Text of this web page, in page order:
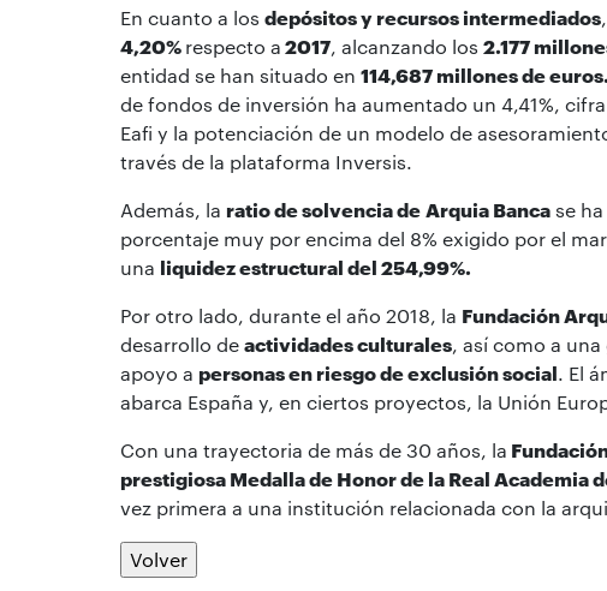
En cuanto a los depósitos y recursos intermediados
4,20% respecto a 2017, alcanzando los 2.177
entidad se han situado en 114,687 millones de euros.
de fondos de inversión ha aumentado un 4,41%,
Eafi y la potenciación de un modelo de
través de la plataforma Inversis.
Además, la ratio de solvencia de Arquia Banca se
porcentaje muy por encima del 8% exigido por el
una liquidez estructural del 254,99%.
Por otro lado, durante el año 2018, la Fundación
desarrollo de actividades culturales, así como a
apoyo a personas en riesgo de exclusión social. El
abarca España y, en ciertos proyectos, la Unión
Con una trayectoria de más de 30 años, la
prestigiosa Medalla de Honor de la Real Academia
vez primera a una institución relacionada con la
Volver